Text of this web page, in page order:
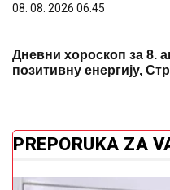
08. 08. 2026 06:45
Дневни хороскоп за 8.
позитивну енергију,
PREPORUKA ZA